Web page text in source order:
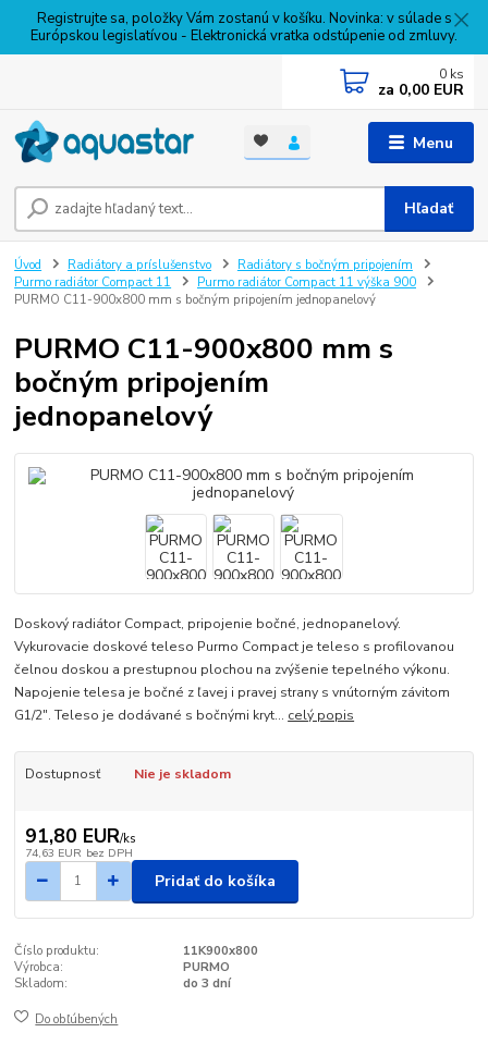
Registrujte sa, položky Vám zostanú v košíku. Novinka: v súlade s
Európskou legislatívou - Elektronická vratka odstúpenie od zmluvy.
Menu
Hľadať
0 ks
za 0,00 EUR
Úvod Radiátory a príslušenstvo
Radiátory s bočným pripojením
Purmo radiátor Compact 11
Purmo radiátor Compact 11 výška 900
PURMO C11-900x800 mm s bočným pripojením jednopanelový
PURMO C11-900x800 mm s
bočným pripojením
jednopanelový
Doskový radiátor Compact, pripojenie bočné, jednopanelový.
Vykurovacie doskové teleso Purmo Compact je teleso s profilovanou
čelnou doskou a prestupnou plochou na zvýšenie tepelného výkonu.
Napojenie telesa je bočné z ľavej i pravej strany s vnútorným závitom
G1/2". Teleso je dodávané s bočnými kryt... celý popis
Dostupnosť Nie je skladom
91,80 EUR/ks
74,63 EUR bez DPH
Pridať do košíka
Číslo produktu:
11K900x800
Výrobca:
PURMO
Skladom:
do 3 dní
Do obľúbených